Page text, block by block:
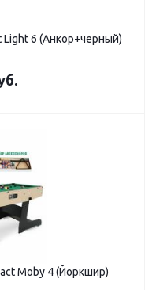
6 (Анкор+черный)
Moby 4 (Йоркшир)